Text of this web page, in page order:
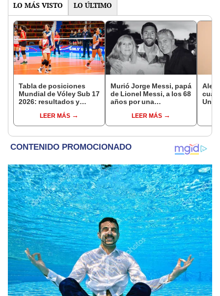
LO MÁS VISTO LO ÚLTIMO
Tabla de posiciones
Mundial de Vóley Sub 17
2026: resultados y
de gruposLEER MÁS
Murió Jorge Messi, papá
de Lionel Messi, a los 68
años por una
LEER MÁS